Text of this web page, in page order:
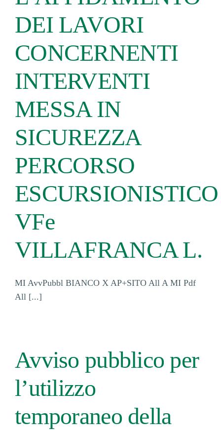
DEI LAVORI
CONCERNENTI
INTERVENTI
MESSA IN
SICUREZZA
PERCORSO
ESCURSIONISTICO
VFe
VILLAFRANCA L.
MI AvvPubbl BIANCO X AP+SITO All A MI Pdf
All [...]
Avviso pubblico per
l’utilizzo
temporaneo della